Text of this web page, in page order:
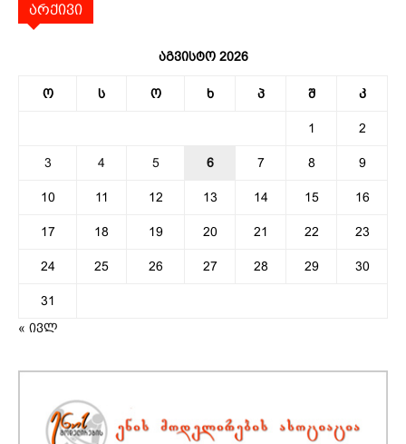
არქივი
აგვისტო 2026
ო ს ო ხ პ შ კ
1 2
3 4 5 6 7 8 9
10 11 12 13 14 15 16
17 18 19 20 21 22 23
24 25 26 27 28 29 30
31
« ივლ